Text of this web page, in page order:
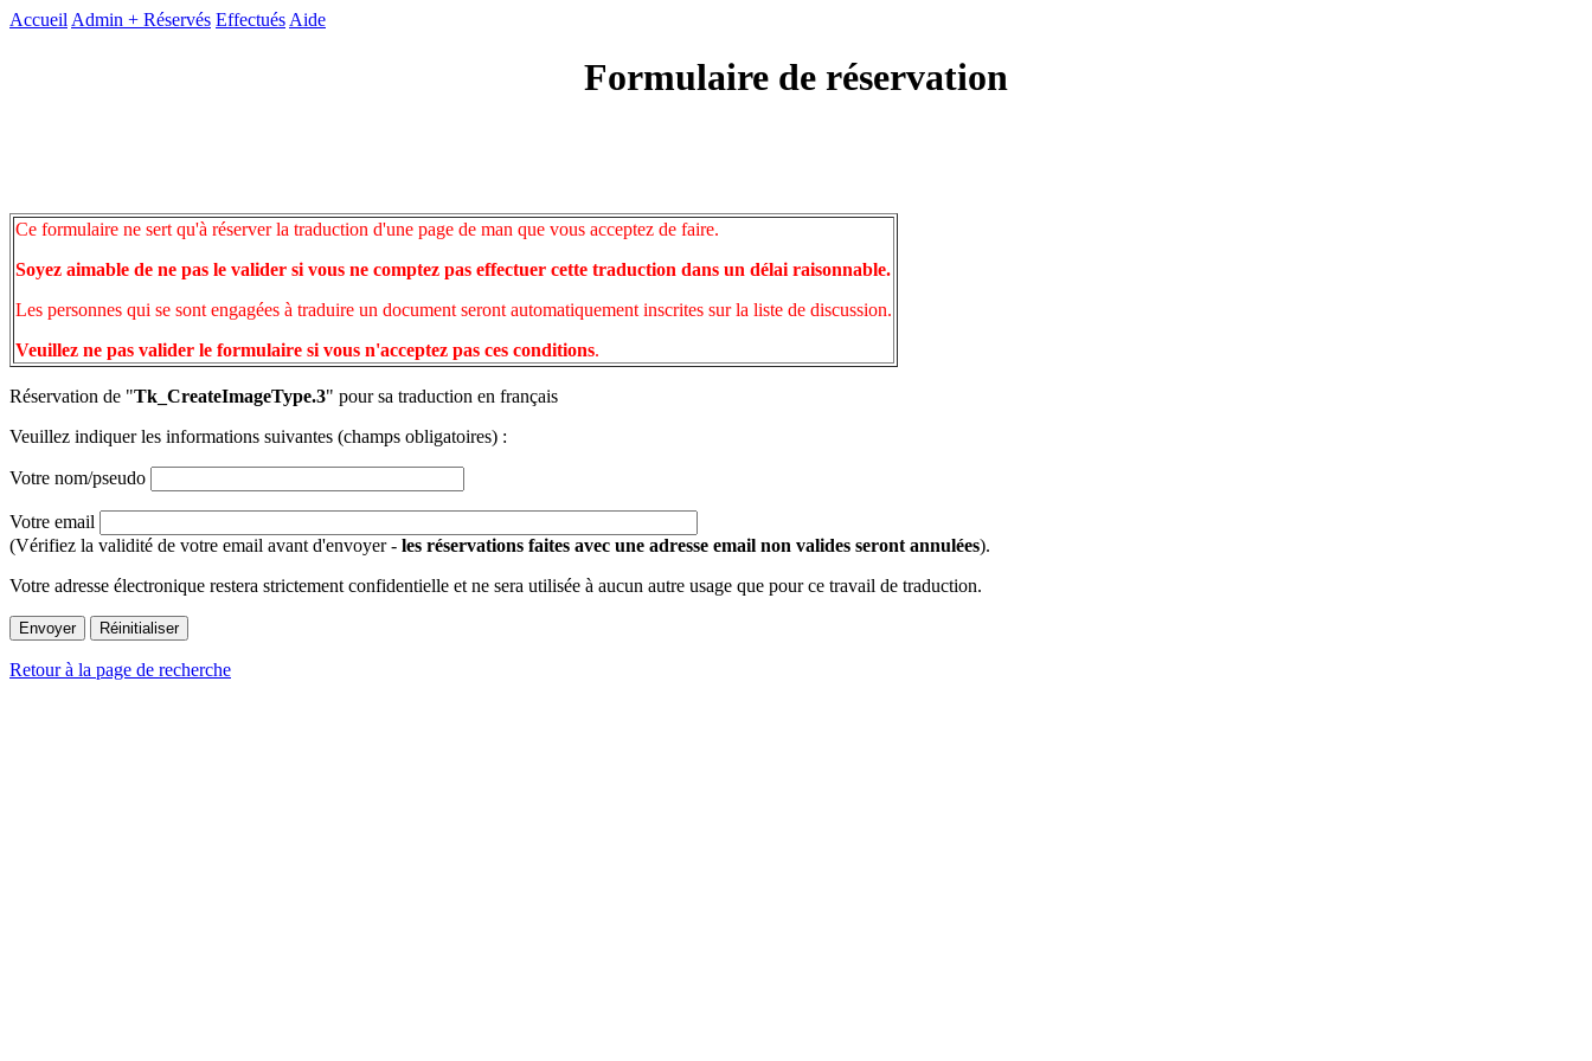
Accueil Admin + Réservés Effectués Aide
Formulaire de réservation
Ce formulaire ne sert qu'à réserver la traduction d'une page de man que vous acceptez de faire.
Soyez aimable de ne pas le valider si vous ne comptez pas effectuer cette traduction dans un délai raisonnable.
Les personnes qui se sont engagées à traduire un document seront automatiquement inscrites sur la liste de discussion.
Veuillez ne pas valider le formulaire si vous n'acceptez pas ces conditions.
Réservation de "Tk_CreateImageType.3" pour sa traduction en français
Veuillez indiquer les informations suivantes (champs obligatoires) :
Votre nom/pseudo
Votre email
(Vérifiez la validité de votre email avant d'envoyer - les réservations faites avec une adresse email non valides seront annulées).
Votre adresse électronique restera strictement confidentielle et ne sera utilisée à aucun autre usage que pour ce travail de traduction.
Retour à la page de recherche